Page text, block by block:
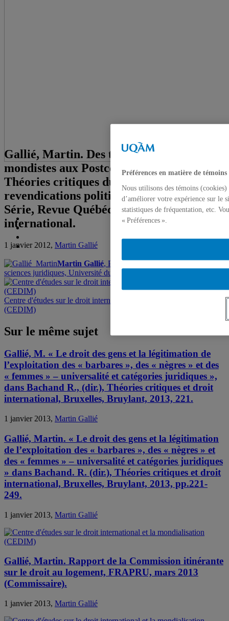
Gallié, Martin. Des théories tiers-
mondistes aux Postcoloniales Studies –
Théories critiques du pouvoir et
revendications politiques, (2012) Hors
Série, Revue Québécoise de Droit
international.
1 janvier 2012, Martin Gallié
Martin Gallié, Professeur, Département des
sciences juridiques, Université du Québec à Montréal
Centre d'études sur le droit international et la mondialisation
(CEDIM)
Sur le même sujet
Gallié, M. « Le droit des gens et la légitimation de
l’exploitation des « barbares », des « nègres » et des
« femmes » – universalité et catégories juridiques »,
dans Bachand R., (dir.), Théories critiques et droit
international, Bruxelles, Bruylant, 2013, 221.
1 janvier 2013, Martin Gallié
Gallié, Martin. « Le droit des gens et la légitimation
de l’exploitation des « barbares », des « nègres » et
des « femmes » – universalité et catégories juridiques
» dans Bachand. R. (dir.), Théories critiques et droit
international, Bruxelles, Bruylant, 2013, pp.221-
249.
1 janvier 2013, Martin Gallié
Gallié, Martin. Rapport de la Commission itinérante
sur le droit au logement, FRAPRU, mars 2013
(Commissaire).
1 janvier 2013, Martin Gallié
Préférences en matière de témoins
Nous utilisons des témoins
d’améliorer votre expérience sur le
statistiques de fréquentation, etc.
« Préférences ».